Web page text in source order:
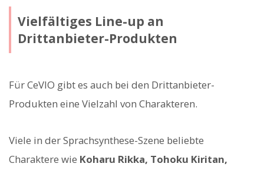
Vielfältiges Line-up an
Drittanbieter-Produkten
Für CeVIO gibt es auch bei den Drittanbieter-
Produkten eine Vielzahl von Charakteren.
Viele in der Sprachsynthese-Szene beliebte
Charaktere wie Koharu Rikka, Tohoku Kiritan,